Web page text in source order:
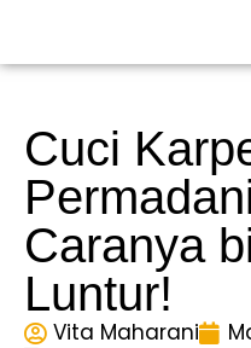
Cuci
Caranya
Luntur!
Vita Maharani